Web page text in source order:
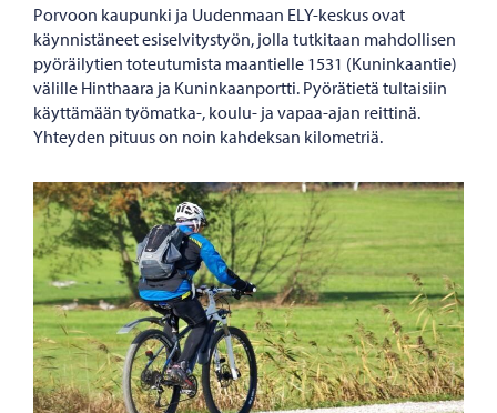
Porvoon kaupunki ja Uudenmaan ELY-keskus ovat
käynnistäneet esiselvitystyön, jolla tutkitaan mahdollisen
pyöräilytien toteutumista maantielle 1531 (Kuninkaantie)
välille Hinthaara ja Kuninkaanportti. Pyörätietä tultaisiin
käyttämään työmatka-, koulu- ja vapaa-ajan reittinä.
Yhteyden pituus on noin kahdeksan kilometriä.